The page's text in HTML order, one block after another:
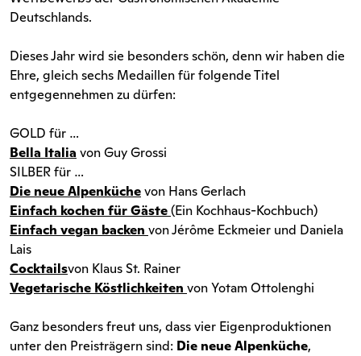
Deutschlands.
Dieses Jahr wird sie besonders schön, denn wir haben die
Ehre, gleich sechs Medaillen für folgende Titel
entgegennehmen zu dürfen:
GOLD für …
Bella Italia von Guy Grossi
SILBER für …
Die neue Alpenküchevon Hans Gerlach
Einfach kochen für Gäste(Ein Kochhaus-Kochbuch)
Einfach vegan backen von Jérôme Eckmeier und Daniela
Lais
Cocktailsvon Klaus St. Rainer
Vegetarische Köstlichkeiten von Yotam Ottolenghi
Ganz besonders freut uns, dass vier Eigenproduktionen
unter den Preisträgern sind: Die neue Alpenküche,